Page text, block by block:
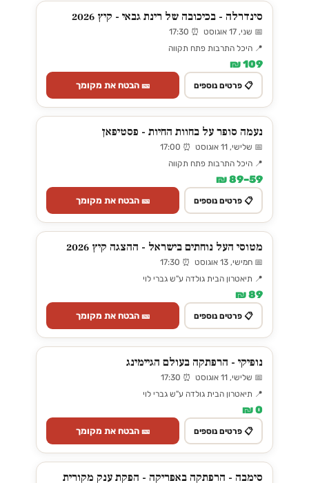
סינדרלה - בכיכובה של רינת גבאי - קיץ 2026
📅 שני, 17 אוגוסט ⏰ 17:30
📍 היכל התרבות פתח תקווה
109 ₪
📋 פרטים נוספים 🎫 הבטח את מקומך
נעמה סופר על בחוות החיות - פסטיפאן
📅 שלישי, 11 אוגוסט ⏰ 17:00
📍 היכל התרבות פתח תקווה
59–89 ₪
📋 פרטים נוספים 🎫 הבטח את מקומך
מטוסי העל נוחתים בישראל - ההצגה קיץ 2026
📅 חמישי, 13 אוגוסט ⏰ 17:30
📍 תיאטרון הבית גולדה ע"ש גברי לוי
89 ₪
📋 פרטים נוספים 🎫 הבטח את מקומך
נופיקי - הרפתקה בעולם הגיימינג
📅 שלישי, 11 אוגוסט ⏰ 17:30
📍 תיאטרון הבית גולדה ע"ש גברי לוי
0 ₪
📋 פרטים נוספים 🎫 הבטח את מקומך
סימבה - הרפתקה באפריקה - הפקת ענק מקורית